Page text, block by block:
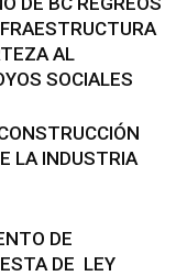
AL
SOCIALES
LA INDUSTRIA
DE
DE LEY